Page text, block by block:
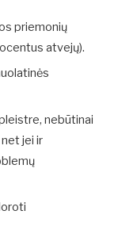
priemonių
atvejų).
nebūtinai
jei ir